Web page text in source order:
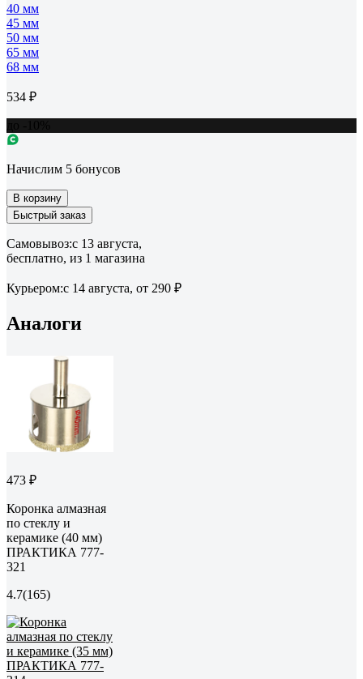
40 мм
45 мм
50 мм
65 мм
68 мм
534 ₽
Начислим 5 бонусов
В корзину
Быстрый заказ
Самовывоз:c 13 августа,
бесплатно, из 1 магазина
Курьером:c 14 августа, от 290 ₽
Аналоги
473 ₽
Коронка алмазная
по стеклу и
керамике (40 мм)
ПРАКТИКА 777-
321
4.7(165)